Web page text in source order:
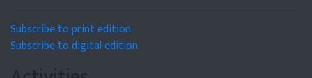
Subscribe to print edition
Subscribe to digital edition